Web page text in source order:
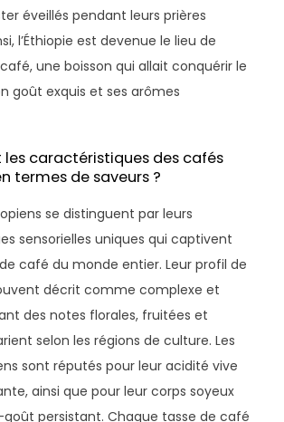
éveillés pendant leurs prières
l’Éthiopie est devenue le lieu de
une boisson qui allait conquérir le
goût exquis et ses arômes
les caractéristiques des cafés
termes de saveurs ?
se distinguent par leurs
sensorielles uniques qui captivent
café du monde entier. Leur profil de
décrit comme complexe et
des notes florales, fruitées et
selon les régions de culture. Les
sont réputés pour leur acidité vive
ainsi que pour leur corps soyeux
persistant. Chaque tasse de café